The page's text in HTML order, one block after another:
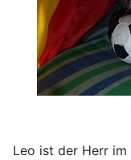
Leo ist der Herr